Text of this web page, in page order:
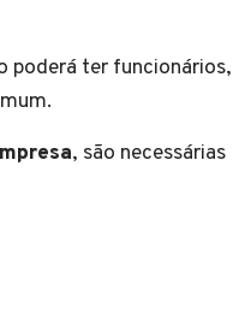
poderá ter
, são necessárias